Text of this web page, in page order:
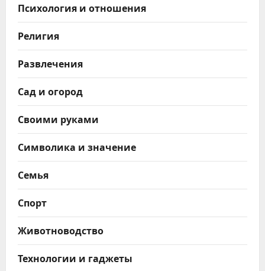
Психология и отношения
Религия
Развлечения
Сад и огород
Своими руками
Символика и значение
Семья
Спорт
Животноводство
Технологии и гаджеты